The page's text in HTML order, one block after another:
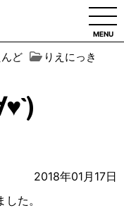
MENU
ど
りえにっき
2018年01月17日
た。